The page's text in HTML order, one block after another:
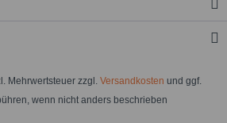
Mehrwertsteuer zzgl. Versandkosten und ggf.
wenn nicht anders beschrieben